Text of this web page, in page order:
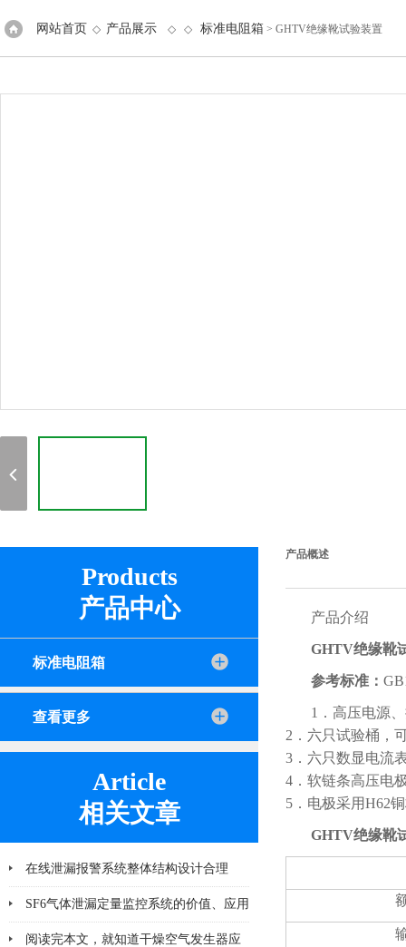
网站首页 ◇ 产品展示 ◇ ◇ 标准电阻箱 > GHTV绝缘靴试验装置
Products
产品中心
标准电阻箱
查看更多
Article
相关文章
在线泄漏报警系统整体结构设计合理
SF6气体泄漏定量监控系统的价值、应用
及未来发展趋势
阅读完本文，就知道干燥空气发生器应
产品概述
产品介绍
GHTV绝缘靴
参考标准：
1．高压电源
2．六只试验桶，
3．六只数显电流
4．软链条高压电
5．电极采用H62
GHTV绝缘靴